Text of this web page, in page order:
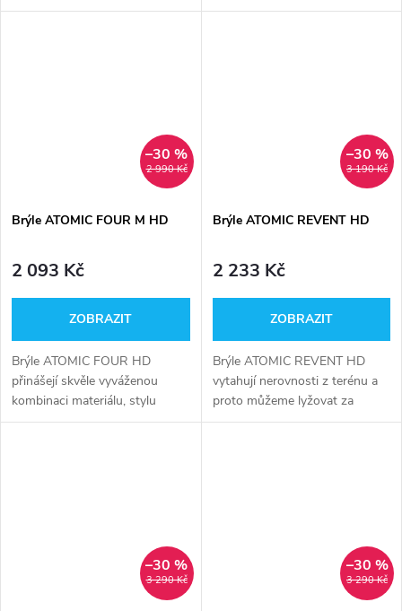
funkčnosti a ceny.
2 990 Kč
–30 %
Brýle ATOMIC FOUR M HD
2 093 Kč
ZOBRAZIT
Brýle ATOMIC FOUR HD
přinášejí skvěle vyváženou
kombinaci materiálu, stylu
funkčnosti a ceny.
3 190 Kč
–30 %
Brýle ATOMIC REVENT HD
2 233 Kč
ZOBRAZIT
Brýle ATOMIC REVENT HD
vytahují nerovnosti z terénu a
proto můžeme lyžovat za
každých podmínek.
3 290 Kč
–30 %
3 290 Kč
–30 %